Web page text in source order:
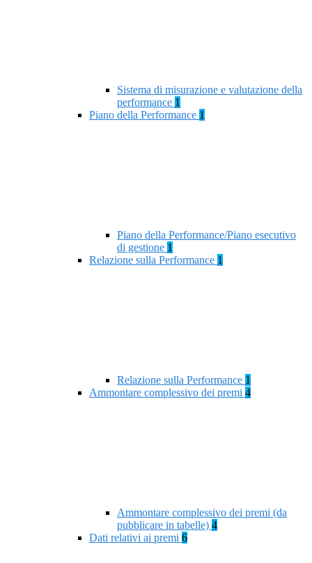
Sistema di misurazione e valutazione della
performance 1
Piano della Performance 1
Piano della Performance/Piano esecutivo
di gestione 1
Relazione sulla Performance 1
Relazione sulla Performance 1
Ammontare complessivo dei premi 4
Ammontare complessivo dei premi (da
pubblicare in tabelle) 4
Dati relativi ai premi 6